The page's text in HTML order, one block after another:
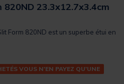
820ND 23.3x12.7x3.4cm
Rating
Form 820ND est un superbe étui en
VOUS N'EN PAYEZ QU'UNE